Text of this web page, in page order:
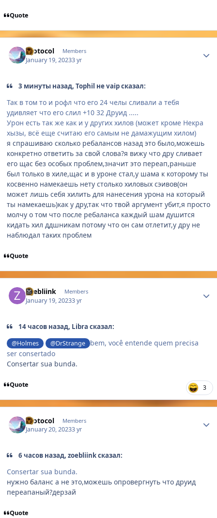
Quote
Protocol Members
January 19, 20233 yr
3 минуты назад, Tophil не vaip сказал:
Так в том то и рофл что его 24 челы сливали а тебя
удивляет что его слил +10 32 Друид .....
Урон есть так же как и у других хилов (может кроме Некра
хызы, всё еще считаю его самым не дамажущим хилом)
я спрашиваю сколько ребалансов назад это было,можешь
конкретно ответить за свой слова?я вижу что дру сливает
его щас без особых проблем,значит это переап,раньше
был только в хиле,щас и в уроне стал,у шама к которому ты
косвенно намекаешь нету столько хиловых сэивов(он
может лишь себя хилить для нанесения урона на который
ты намекаешь)как у дру,так что твой аргумент убит,я просто
молчу о том что после ребаланса каждый шам душится
кидать хил ддшникам потому что он сам отлетит,у дру не
наблюдал таких проблем
Quote
zoebliink Members
January 19, 20233 yr
14 часов назад, Libra сказал:
@Holmes @DrStrange
bem, você entende quem precisa
ser consertado
Consertar sua bunda.
Quote 3
Protocol Members
January 20, 20233 yr
6 часов назад, zoebliink сказал:
Consertar sua bunda.
нужно баланс а не это,можешь опровергнуть что друид
переапаный?дерзай
Quote